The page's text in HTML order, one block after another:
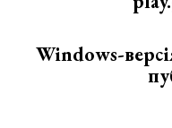
Windows-